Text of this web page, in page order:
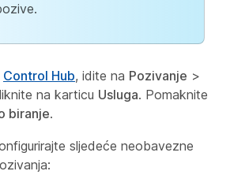
Control Hub, idite na Pozivanje >
na karticu Usluga. Pomaknite
biranje.
sljedeće neobavezne